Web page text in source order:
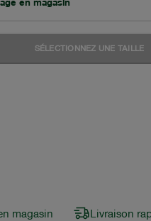
SÉLECTIONNEZ UNE TAILLE
magasin Livraison